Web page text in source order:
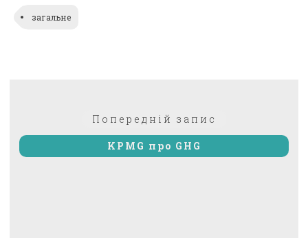
загальне
Попередній запис
KPMG про GHG